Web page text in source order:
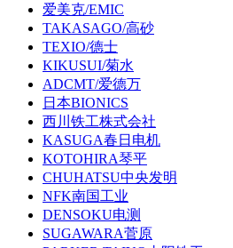
爱美克/EMIC
TAKASAGO/高砂
TEXIO/德士
KIKUSUI/菊水
ADCMT/爱德万
日本BIONICS
西川铁工株式会社
KASUGA春日电机
KOTOHIRA琴平
CHUHATSU中央发明
NFK南国工业
DENSOKU电测
SUGAWARA菅原